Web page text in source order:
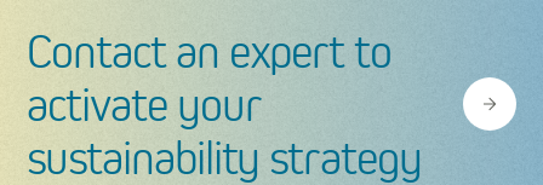
Contact an expert to
activate your
sustainability strategy